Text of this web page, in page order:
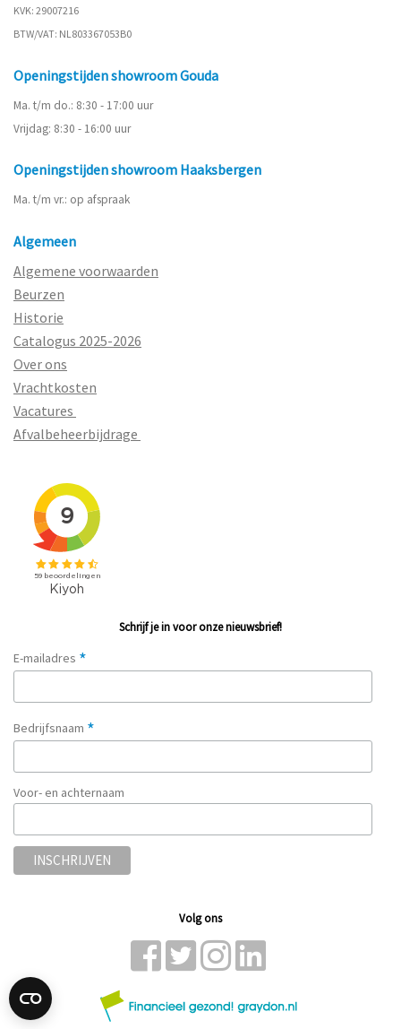
KVK: 29007216
BTW/VAT: NL803367053B0
Openingstijden showroom Gouda
Ma. t/m do.: 8:30 - 17:00 uur
Vrijdag: 8:30 - 16:00 uur
Openingstijden showroom Haaksbergen
Ma. t/m vr.: op afspraak
Algemeen
Algemene voorwaarden
Beurzen
Historie
Catalogus 2025-2026
Over ons
Vrachtkosten
Vacatures
Afvalbeheerbijdrage
Schrijf je in voor onze nieuwsbrief!
E-mailadres *
Bedrijfsnaam *
Voor- en achternaam
Volg ons